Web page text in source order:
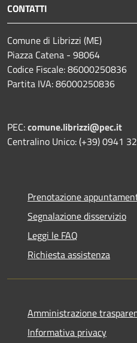
CONTATTI
Comune di Librizzi (ME)
Piazza Catena - 98064
Codice Fiscale: 86000250836
Partita IVA: 86000250836
PEC:comune.librizzi@pec.it
Centralino Unico: (+39) 0941
Prenotazione
Segnalazione disservizio
Leggi le FAQ
Richiesta assistenza
Amministrazione
Informativa privacy